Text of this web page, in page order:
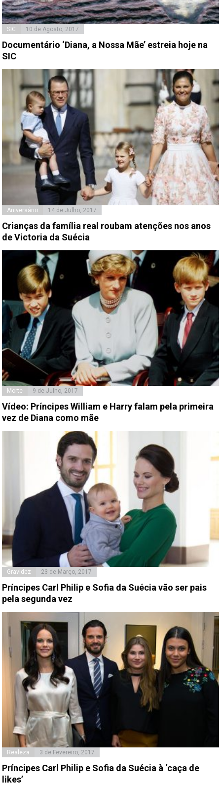
SIC 10 de Agosto, 2017
Documentário ‘Diana, a Nossa Mãe’ estreia hoje na
SIC
Aniversário 14 de Julho, 2017
Crianças da família real roubam atenções nos anos
de Victoria da Suécia
Morte 9 de Julho, 2017
Vídeo: Príncipes William e Harry falam pela primeira
vez de Diana como mãe
Gravidez 23 de Março, 2017
Príncipes Carl Philip e Sofia da Suécia vão ser pais
pela segunda vez
Realeza 3 de Fevereiro, 2017
Príncipes Carl Philip e Sofia da Suécia à ‘caça de
likes’